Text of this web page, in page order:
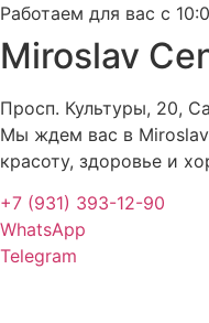
Работаем для вас с
Miroslav
Просп. Культуры, 20,
Мы ждем вас в
красоту, здоровье и
+7 (931) 393-12-90
WhatsApp
Telegram